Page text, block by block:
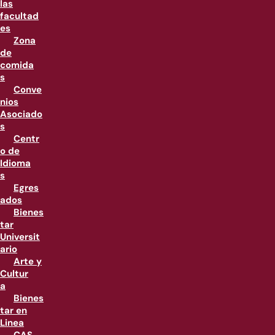
las
facultad
es
Zona
de
comida
s
Conve
nios
Asociado
s
Centr
o de
Idioma
s
Egres
ados
Bienes
tar
Universit
ario
Arte y
Cultur
a
Bienes
tar en
Linea